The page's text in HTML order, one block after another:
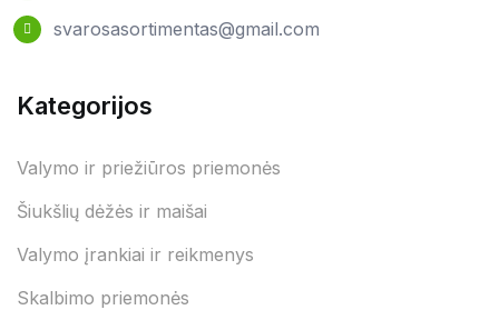
svarosasortimentas@gmail.com
Kategorijos
Valymo ir priežiūros priemonės
Šiukšlių dėžės ir maišai
Valymo įrankiai ir reikmenys
Skalbimo priemonės